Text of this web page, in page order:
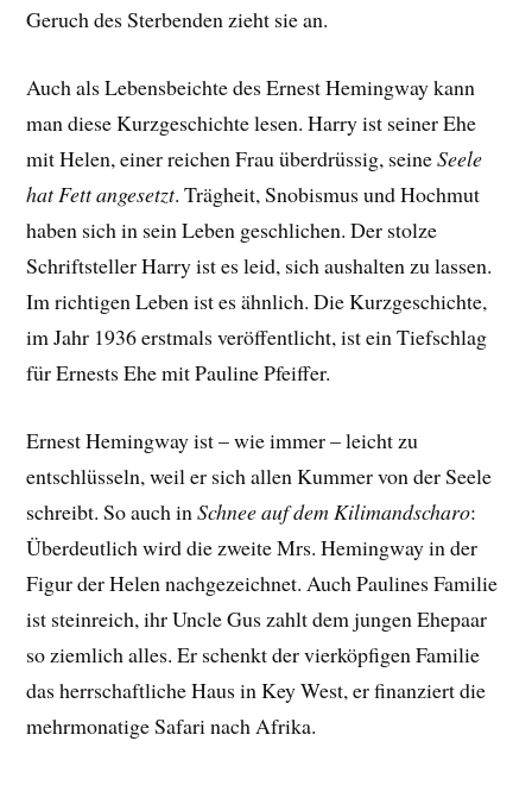
Geruch des Sterbenden zieht sie an.
Auch als Lebensbeichte des Ernest Hemingway kann
man diese Kurzgeschichte lesen. Harry ist seiner Ehe
mit Helen, einer reichen Frau überdrüssig, seineSeele
hat Fett angesetzt. Trägheit, Snobismus und Hochmut
haben sich in sein Leben geschlichen. Der stolze
Schriftsteller Harry ist es leid, sich aushalten zu lassen.
Im richtigen Leben ist es ähnlich. Die Kurzgeschichte,
im Jahr 1936 erstmals veröffentlicht, ist ein Tiefschlag
für Ernests Ehe mit Pauline Pfeiffer.
Ernest Hemingway ist – wie immer – leicht zu
entschlüsseln, weil er sich allen Kummer von der Seele
schreibt. So auch inSchnee auf dem Kilimandscharo:
Überdeutlich wird die zweite Mrs. Hemingway in der
Figur der Helen nachgezeichnet. Auch Paulines Familie
ist steinreich, ihr Uncle Gus zahlt dem jungen Ehepaar
so ziemlich alles. Er schenkt der vierköpfigen Familie
das herrschaftliche Haus in Key West, er finanziert die
mehrmonatige Safari nach Afrika.